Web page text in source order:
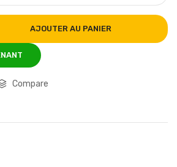
AJOUTER AU PANIER
Compare